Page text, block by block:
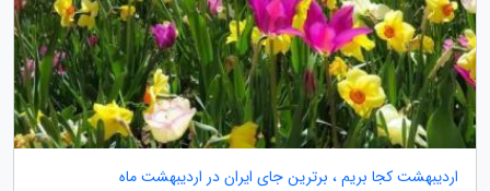
اردیبهشت کجا بریم ، برترین جای ایران در اردیبهشت ماه